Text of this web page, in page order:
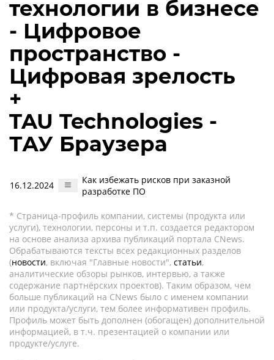
технологии в бизнесе
- Цифровое
пространство -
Цифровая зрелость
+
TAU Technologies -
ТАУ Браузера
16.12.2024
Как избежать рисков при заказной
разработке ПО
* Страница-профиль компании, системы (продукта или
услуги), технологии, персоны и т.п. создается редактором
на основе анализа архива публикаций портала CNews.
Обрабатываются тексты всех редакционных разделов
(новости, включая "Главные новости", статьи,
аналитические обзоры рынков, интервью, а также
содержание партнёрских проектов). Таким образом, чем
больше публикаций на CNews было с именем компании
или продукта/услуги, тем более информативен профиль.
Профиль может быть дополнен (обогащен) дополнительной
информацией, в т.ч. презентацией о компании или
продукте/услуге.